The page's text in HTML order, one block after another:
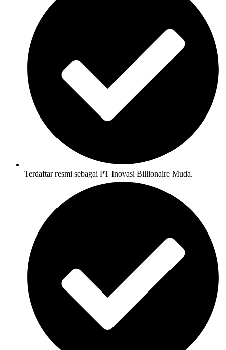
Terdaftar resmi sebagai PT Inovasi Billionaire Muda.